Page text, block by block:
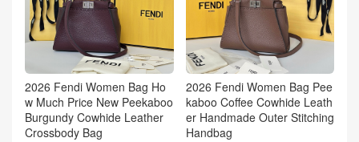
2026 Fendi Women Bag Ho
w Much Price New Peekaboo
Burgundy Cowhide Leather
Crossbody Bag
2026 Fendi Women Bag Pee
kaboo Coffee Cowhide Leath
er Handmade Outer Stitching
Handbag